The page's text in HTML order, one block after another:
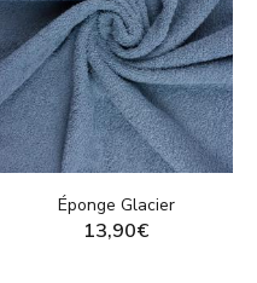
Éponge Glacier
13,90€